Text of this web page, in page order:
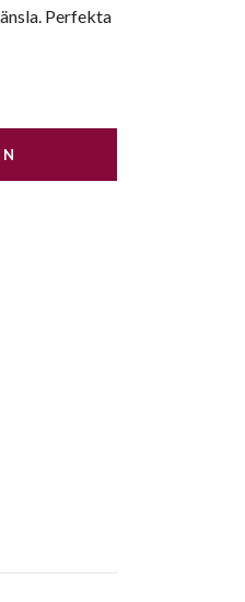
Perfekta